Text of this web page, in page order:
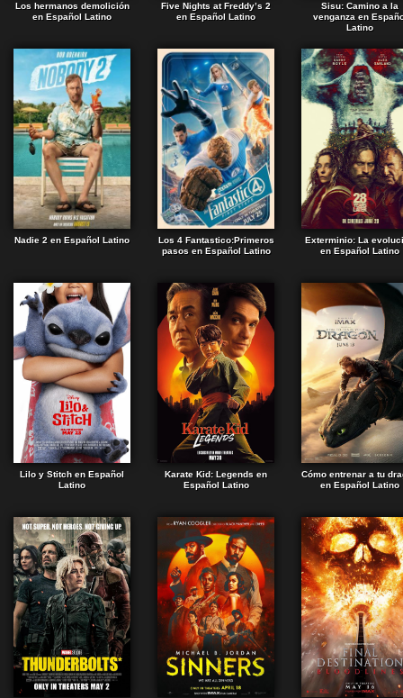
Los hermanos demolición
en Español Latino
Five Nights at Freddy’s 2
en Español Latino
Sisu: Camino a la
venganza en
Latino
Nadie 2 en Español Latino
Los 4 Fantastico:Primeros
pasos en Español Latino
Exterminio: La
en Español Latino
Lilo y Stitch en Español
Latino
Karate Kid: Legends en
Español Latino
Cómo entrenar a tu
en Español Latino